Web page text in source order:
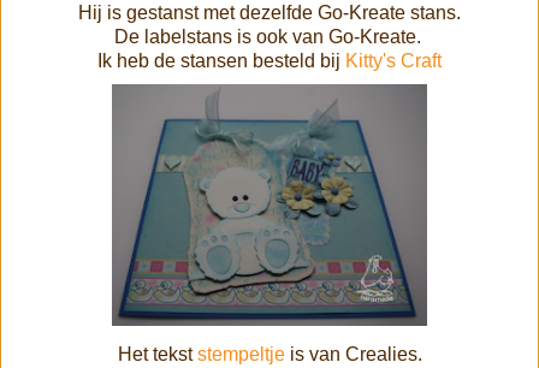
Hij is gestanst met dezelfde Go-Kreate stans.
De labelstans is ook van Go-Kreate.
Ik heb de stansen besteld bij Kitty's Craft
Het tekststempeltjeis van Crealies.